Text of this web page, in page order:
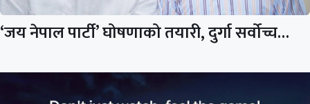
‘जय नेपाल पार्टी’ घोषणाको तयारी, दुर्गा सर्वोच्च…